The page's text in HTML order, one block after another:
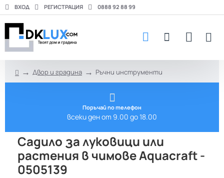
ВХОД РЕГИСТРАЦИЯ 0888 92 88 99
Двор и градина Ръчни инструменти
Поръчай по телефон
всеки ден от 9.00 до 18.00
Садило за луковици или
растения в чимове Aquacraft -
0505139